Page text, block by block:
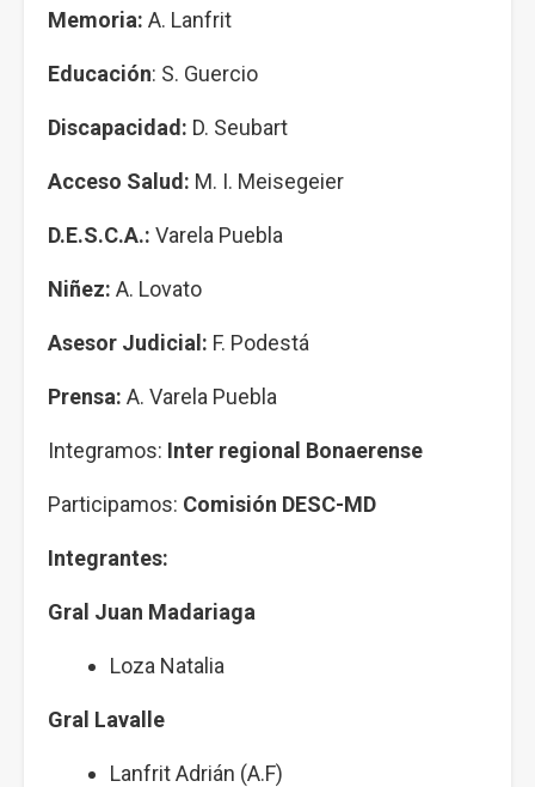
Memoria: A. Lanfrit
Educación: S. Guercio
Discapacidad: D. Seubart
Acceso Salud: M. I. Meisegeier
D.E.S.C.A.: Varela Puebla
Niñez: A. Lovato
Asesor Judicial: F. Podestá
Prensa: A. Varela Puebla
Integramos: Inter regional Bonaerense
Participamos: Comisión DESC-MD
Integrantes:
Gral Juan Madariaga
Loza Natalia
Gral Lavalle
Lanfrit Adrián (A.F)